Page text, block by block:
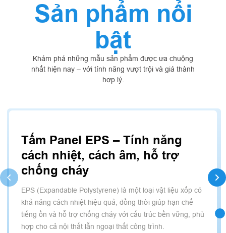
Sản phẩm nổi
bật
Khám phá những mẫu sản phẩm được ưa chuộng
nhất hiện nay – với tính năng vượt trội và giá thành
hợp lý.
Tấm Panel EPS – Tính năng
cách nhiệt, cách âm, hỗ trợ
chống cháy
EPS (Expandable Polystyrene) là một loại vật liệu xốp có
khả năng cách nhiệt hiệu quả, đồng thời giúp hạn chế
tiếng ồn và hỗ trợ chống cháy với cấu trúc bền vững, phù
hợp cho cả nội thất lẫn ngoại thất công trình.